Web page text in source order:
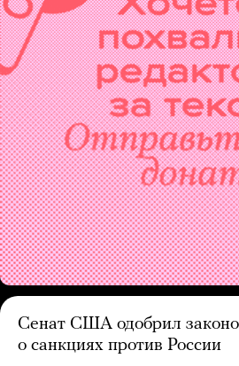
Сенат США одобрил
о санкциях против России